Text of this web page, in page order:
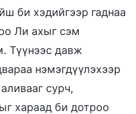
би хэдийгээр гаднаа
Ли ахыг сэм
Түүнээс давж
нэмэгдүүлэхээр
сурч,
хараад би дотроо